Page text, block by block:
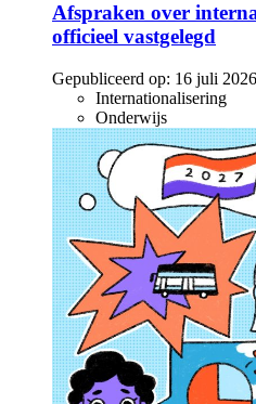
Afspraken over
officieel vastgelegd
Gepubliceerd op: 16 juli 2026
Internationalisering
Onderwijs